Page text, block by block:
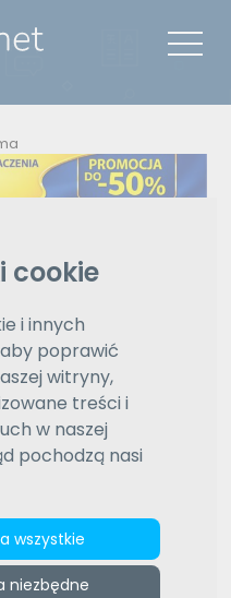
cookie
i innych
poprawić
witryny,
treści i
w naszej
pochodzą nasi
wszystkie
niezbędne
Wyświetlono
znalezionych
wyników